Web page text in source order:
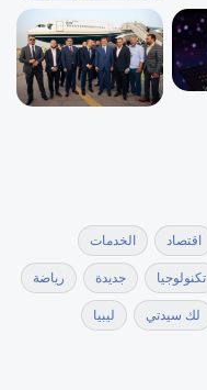
اقتصاد الخدمات
تكنولوجيا جديدة رياضة
لك سيدتي ليبيا